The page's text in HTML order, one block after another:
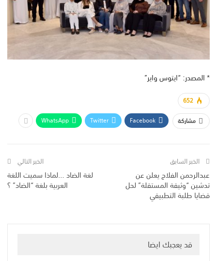
* المصدر: “ايتوس واير”
652
مشاركة
Facebook
Twitter
WhatsApp
الخبر السابق
عبدالرحمن الفلاج يعلن عن
تدشين “وثيقة المستقلة” لحل
قضايا طلبة التطبيقي
الخبر التالي
لغة الضاد …لماذا سميت اللغة
العربية بلغة “الضاد” ؟
قد يعجبك ايضا